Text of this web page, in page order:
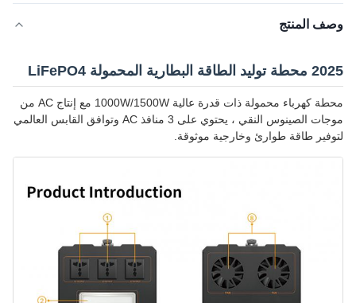
وصف المنتج
2025 محطة توليد الطاقة البطارية المحمولة LiFePO4
محطة كهرباء محمولة ذات قدرة عالية 1000W/1500W مع إنتاج AC من
موجات الصينوس النقي ، يحتوي على 3 منافذ AC وتوافق القابس العالمي
لتوفير طاقة طوارئ وخارجية موثوقة.